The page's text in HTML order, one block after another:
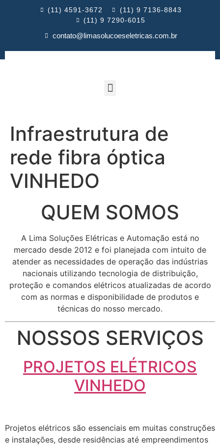
(11) 4591-3672
(11) 9 7136-8843
(11) 9 7290-6015
contato@limasolucoeseletricas.com.br
Infraestrutura de
rede fibra óptica
VINHEDO
QUEM SOMOS
A Lima Soluções Elétricas e Automação está no
mercado desde 2012 e foi planejada com intuito de
atender as necessidades de operação das indústrias
nacionais utilizando tecnologia de distribuição,
proteção e comandos elétricos atualizadas de acordo
com as normas e disponibilidade de produtos e
técnicas do nosso mercado.
NOSSOS SERVIÇOS
PROJETOS ELÉTRICOS
VINHEDO
Projetos elétricos são essenciais em muitas construções
e instalações, desde residências até empreendimentos